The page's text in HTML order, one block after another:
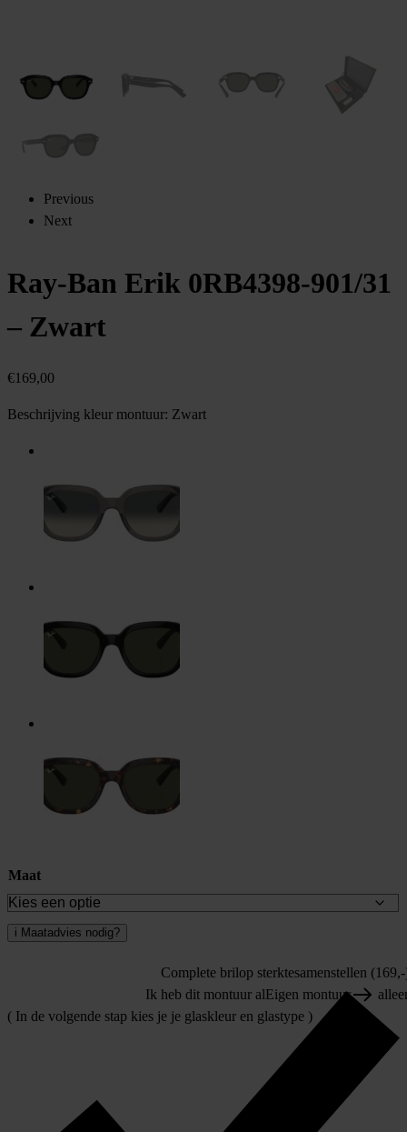
Previous
Next
Ray-Ban Erik 0RB4398-901/31
– Zwart
€169,00
Beschrijving kleur montuur: Zwart
Maat
i Maatadvies nodig?
Complete brilop sterktesamenstellen
Ik heb dit montuur alEigen montuur
( In de volgende stap kies je je glaskleur en glastype )